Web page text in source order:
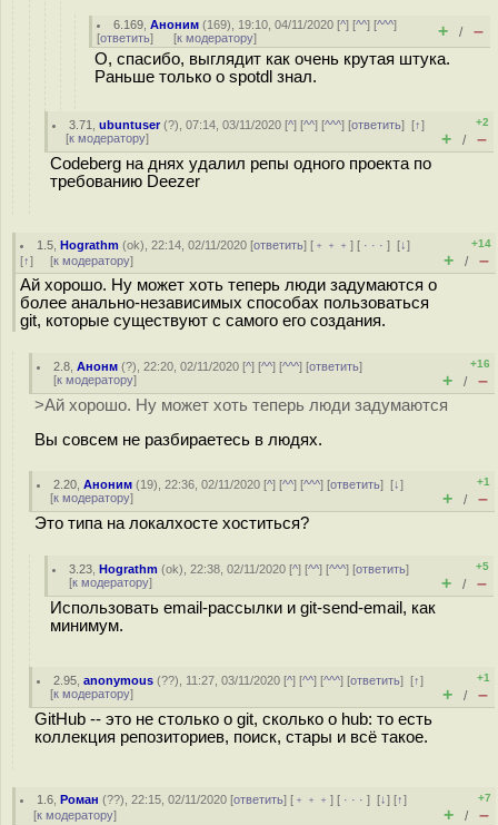
6.169 ,Аноним (169), 19:10, 04/11/2020 [^] [^^] [^^^]
[ответить] [к модератору] + / –
О, спасибо, выглядит как очень крутая штука.
Раньше только о spotdl знал.
3.71 ,ubuntuser(?), 07:14, 03/11/2020 [^] [^^] [^^^] [ответить][↑]
[к модератору]
+2
+ / –
Codeberg на днях удалил репы одного проекта по
требованию Deezer
1.5 ,Hograthm (ok), 22:14, 02/11/2020 [ответить] [ ﹢﹢﹢] [ · · ·][↓]
[↑] [к модератору]
+14
+ / –
Ай хорошо. Ну может хоть теперь люди задумаются о
более анально-независимых способах пользоваться
git, которые существуют с самого его создания.
2.8 ,Анонм (?), 22:20, 02/11/2020 [^] [^^] [^^^] [ответить]
[к модератору]
+16
+ / –
>Ай хорошо. Ну может хоть теперь люди задумаются
Вы совсем не разбираетесь в людях.
2.20 ,Аноним (19), 22:36, 02/11/2020 [^] [^^] [^^^] [ответить][↓]
[к модератору]
+1
+ / –
Это типа на локалхосте хоститься?
3.23 ,Hograthm (ok), 22:38, 02/11/2020 [^] [^^] [^^^] [ответить]
[к модератору]
+5
+ / –
Использовать email-рассылки и git-send-email, как
минимум.
2.95 ,anonymous (??), 11:27, 03/11/2020 [^] [^^] [^^^] [ответить][↑]
[к модератору]
+1
+ / –
GitHub -- это не столько о git, сколько о hub: то есть
коллекция репозиториев, поиск, стары и всё такое.
1.6 ,Роман (??), 22:15, 02/11/2020 [ответить] [ ﹢﹢﹢] [ · · ·][↓] [↑]
[к модератору]
+7
+ / –